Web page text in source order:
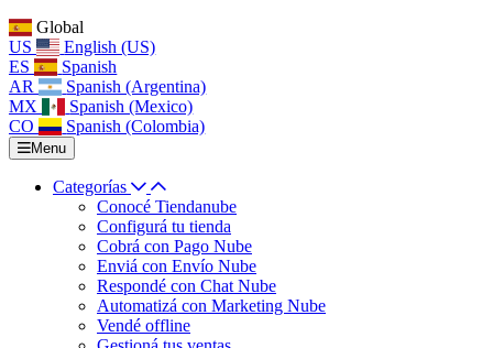
Global
US
English (US)
ES
Spanish
AR
Spanish (Argentina)
MX
Spanish (Mexico)
CO
Spanish (Colombia)
Menu
Categorías
Conocé Tiendanube
Configurá tu tienda
Cobrá con Pago Nube
Enviá con Envío Nube
Respondé con Chat Nube
Automatizá con Marketing Nube
Vendé offline